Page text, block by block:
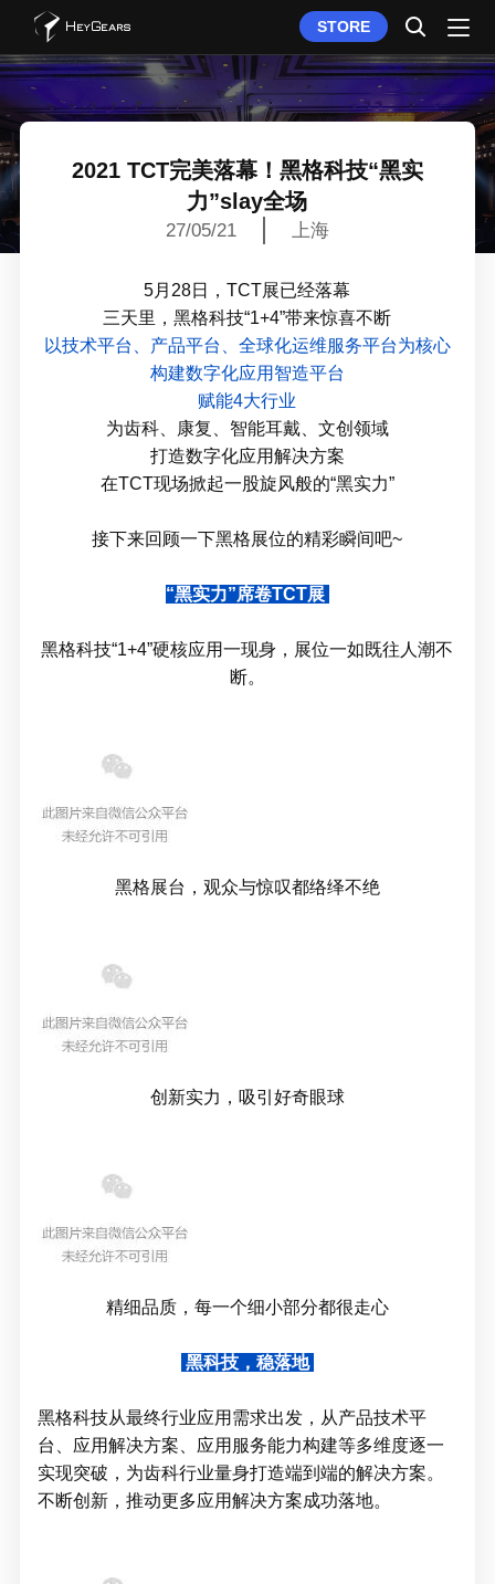
STORE
2021 TCT完美落幕！黑格科技“黑实
力”slay全场
27/05/21 上海
5月28日，TCT展已经落幕
三天里，黑格科技“1+4”带来惊喜不断
以技术平台、产品平台、全球化运维服务平台为核心
构建数字化应用智造平台
赋能4大行业
为齿科、康复、智能耳戴、文创领域
打造数字化应用解决方案
在TCT现场掀起一股旋风般的“黑实力”
接下来回顾一下黑格展位的精彩瞬间吧~
“黑实力”席卷TCT展
黑格科技“1+4”硬核应用一现身，展位一如既往人潮不
断。
黑格展台，观众与惊叹都络绎不绝
创新实力，吸引好奇眼球
精细品质，每一个细小部分都很走心
黑科技，稳落地
黑格科技从最终行业应用需求出发，从产品技术平
台、应用解决方案、应用服务能力构建等多维度逐一
实现突破，为齿科行业量身打造端到端的解决方案。
不断创新，推动更多应用解决方案成功落地。